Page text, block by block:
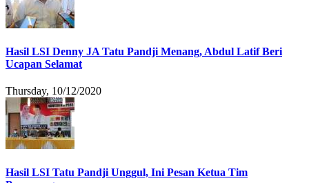
Hasil LSI Denny JA Tatu Pandji Menang, Abdul Latif Beri
Ucapan Selamat
Thursday, 10/12/2020
Hasil LSI Tatu Pandji Unggul, Ini Pesan Ketua Tim